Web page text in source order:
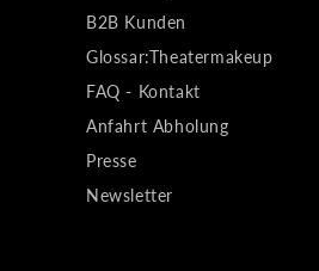
B2B Kunden
Glossar:Theatermakeup
FAQ - Kontakt
Anfahrt Abholung
Presse
Newsletter